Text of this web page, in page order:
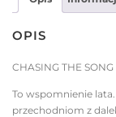
OPIS
CHASING THE SONG
To wspomnienie lata.
przechodniom z